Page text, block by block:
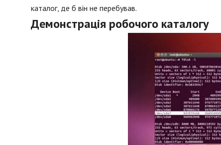
каталог, де б він не перебував.
Демонстрація робочого каталогу